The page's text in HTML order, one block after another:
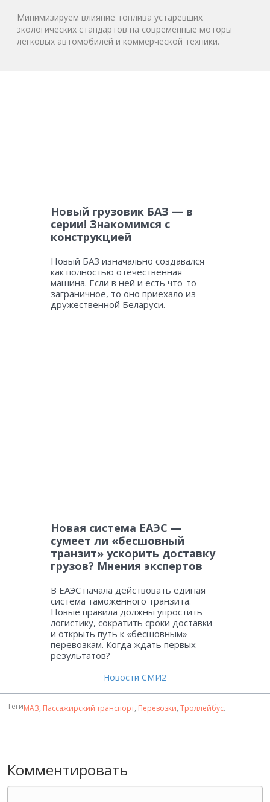
Минимизируем влияние топлива устаревших
экологических стандартов на современные моторы
легковых автомобилей и коммерческой техники.
Новый грузовик БАЗ — в
серии! Знакомимся с
конструкцией
Новый БАЗ изначально создавался
как полностью отечественная
машина. Если в ней и есть что-то
заграничное, то оно приехало из
дружественной Беларуси.
Новая система ЕАЭС —
сумеет ли «бесшовный
транзит» ускорить доставку
грузов? Мнения экспертов
В ЕАЭС начала действовать единая
система таможенного транзита.
Новые правила должны упростить
логистику, сократить сроки доставки
и открыть путь к «бесшовным»
перевозкам. Когда ждать первых
результатов?
Новости СМИ2
ТегиМАЗ, Пассажирский транспорт, Перевозки, Троллейбус.
Комментировать